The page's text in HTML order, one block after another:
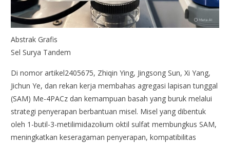
Abstrak Grafis
Sel Surya Tandem
Di nomor artikel2405675, Zhiqin Ying, Jingsong Sun, Xi Yang,
Jichun Ye, dan rekan kerja membahas agregasi lapisan tunggal
(SAM) Me-4PACz dan kemampuan basah yang buruk melalui
strategi penyerapan berbantuan misel. Misel yang dibentuk
oleh 1-butil-3-metilimidazolium oktil sulfat membungkus SAM,
meningkatkan keseragaman penyerapan, kompatibilitas